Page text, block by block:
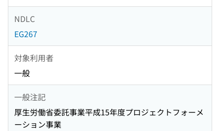
NDLC
EG267
対象利用者
一般
一般注記
厚生労働省委託事業平成15年度プロジェクトフォーメ
ーション事業